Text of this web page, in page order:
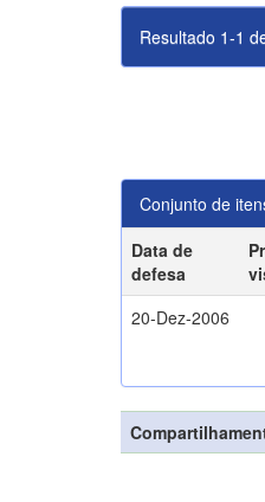
Resultado 1-1
Conjunto de
Data de
defesa
20-Dez-2006